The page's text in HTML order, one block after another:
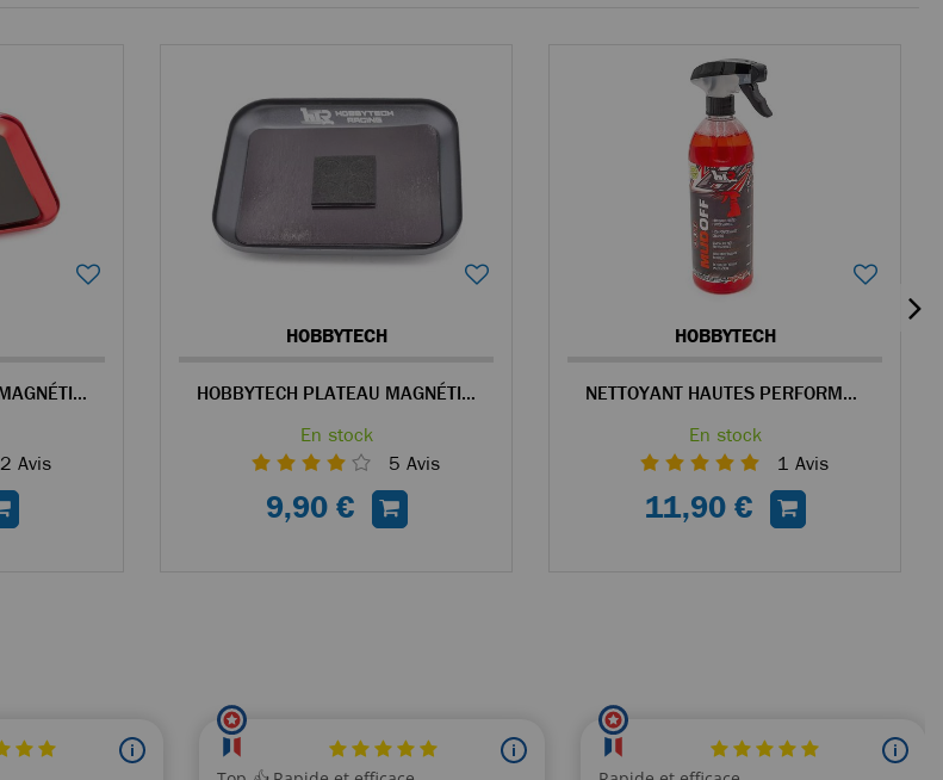
HOBBYTECH PLATEAU MAGNÉTIQUE EN ALU ROUGE POUR VISSERIE
2 Avis
HOBBYTECH
HOBBYTECH PLATEAU MAGNÉTIQUE EN ALU GRIS POUR VISSERIE
En stock
5 Avis
9,90 €
HOBBYTECH
NETTOYANT HAUTES PERFORMANCES MUDOFF 750ML
En stock
1 Avis
11,90 €